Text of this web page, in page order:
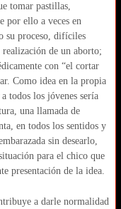
tomar pastillas,
por ello a veces en
su proceso, difíciles
de un aborto;
con “el cortar
Como idea en la propia
todos los jóvenes sería
una llamada de
en todos los sentidos y
sin desearlo,
para el chico que
presentación de la idea.
a darle normalidad